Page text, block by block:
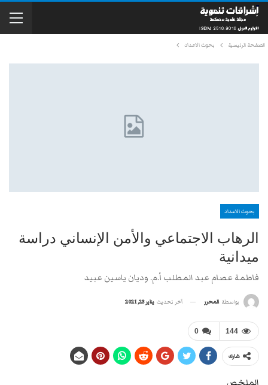
الصفحة الرئيسية بحوث الاعداد
بحوث الاعداد
الرهاب الاجتماعي والأمن الإنساني دراسة
ميدانية
فاطمة عصام عبد المطلب أ.م. وديان ياسين عبيد
بواسطة المحرر آخر تحديث يناير 23, 2021
0 144
شارك